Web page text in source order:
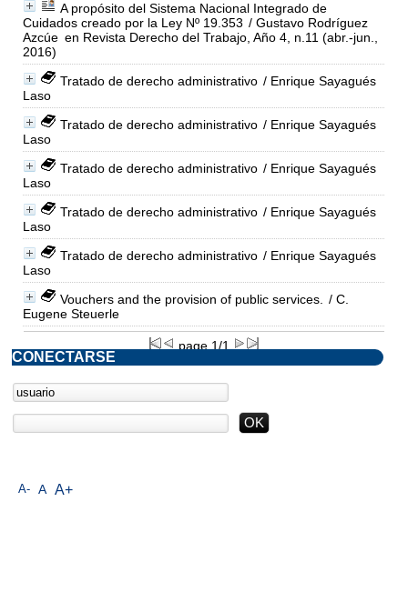
A propósito del Sistema Nacional Integrado de
Cuidados creado por la Ley Nº 19.353 / Gustavo Rodríguez
Azcúe en Revista Derecho del Trabajo, Año 4, n.11 (abr.-jun.,
2016)
Tratado de derecho administrativo / Enrique Sayagués
Laso
Tratado de derecho administrativo / Enrique Sayagués
Laso
Tratado de derecho administrativo / Enrique Sayagués
Laso
Tratado de derecho administrativo / Enrique Sayagués
Laso
Tratado de derecho administrativo / Enrique Sayagués
Laso
Vouchers and the provision of public services.
/ C.
Eugene Steuerle
page 1/1
A- A A+
CONECTARSE